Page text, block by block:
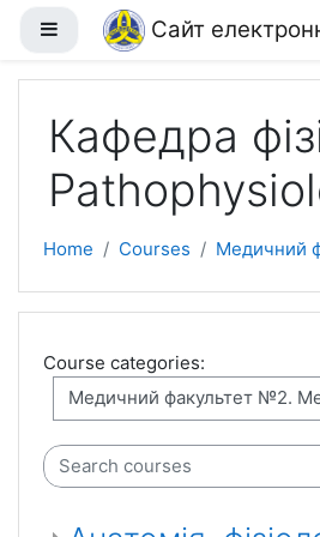
Skip to main content
Side panel Сайт
Кафедра
Home Courses Медичний
Course categories:
Search courses